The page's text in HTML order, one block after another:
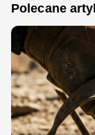
Polecane